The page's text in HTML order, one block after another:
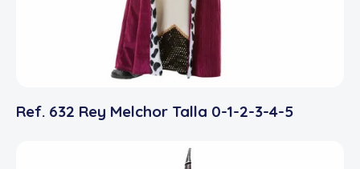
Ref. 632 Rey Melchor Talla 0-1-2-3-4-5